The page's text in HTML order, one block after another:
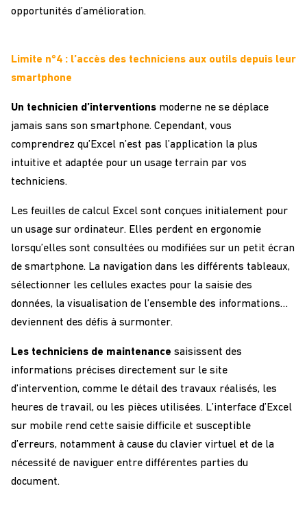
opportunités d’amélioration.
Limite n°4 : l’accès des techniciens aux outils depuis leur
smartphone
Un technicien d’interventions moderne ne se déplace
jamais sans son smartphone. Cependant, vous
comprendrez qu’Excel n’est pas l’application la plus
intuitive et adaptée pour un usage terrain par vos
techniciens.
Les feuilles de calcul Excel sont conçues initialement pour
un usage sur ordinateur. Elles perdent en ergonomie
lorsqu’elles sont consultées ou modifiées sur un petit écran
de smartphone. La navigation dans les différents tableaux,
sélectionner les cellules exactes pour la saisie des
données, la visualisation de l’ensemble des informations…
deviennent des défis à surmonter.
Les techniciens de maintenance saisissent des
informations précises directement sur le site
d’intervention, comme le détail des travaux réalisés, les
heures de travail, ou les pièces utilisées. L’interface d’Excel
sur mobile rend cette saisie difficile et susceptible
d’erreurs, notamment à cause du clavier virtuel et de la
nécessité de naviguer entre différentes parties du
document.